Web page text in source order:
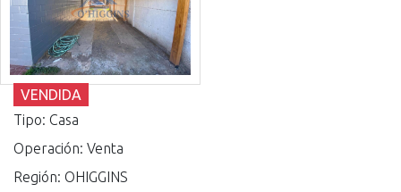
VENDIDA
Tipo: Casa
Operación: Venta
Región: OHIGGINS